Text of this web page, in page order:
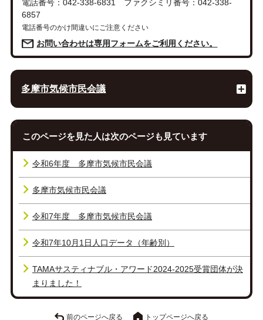
電話番号：042-338-6831 ファクシミリ番号：042-338-
6857
電話番号のかけ間違いにご注意ください
お問い合わせは専用フォームをご利用ください。
多摩市気候市民会議
このページを見た人は次のページも見ています
令和6年度 多摩市気候市民会議
多摩市気候市民会議
令和7年度 多摩市気候市民会議
令和7年10月1日人口データ（年齢別）
TAMAサスティナブル・アワード2024-2025受賞団体が決
まりました！
前のページへ戻る トップページへ戻る